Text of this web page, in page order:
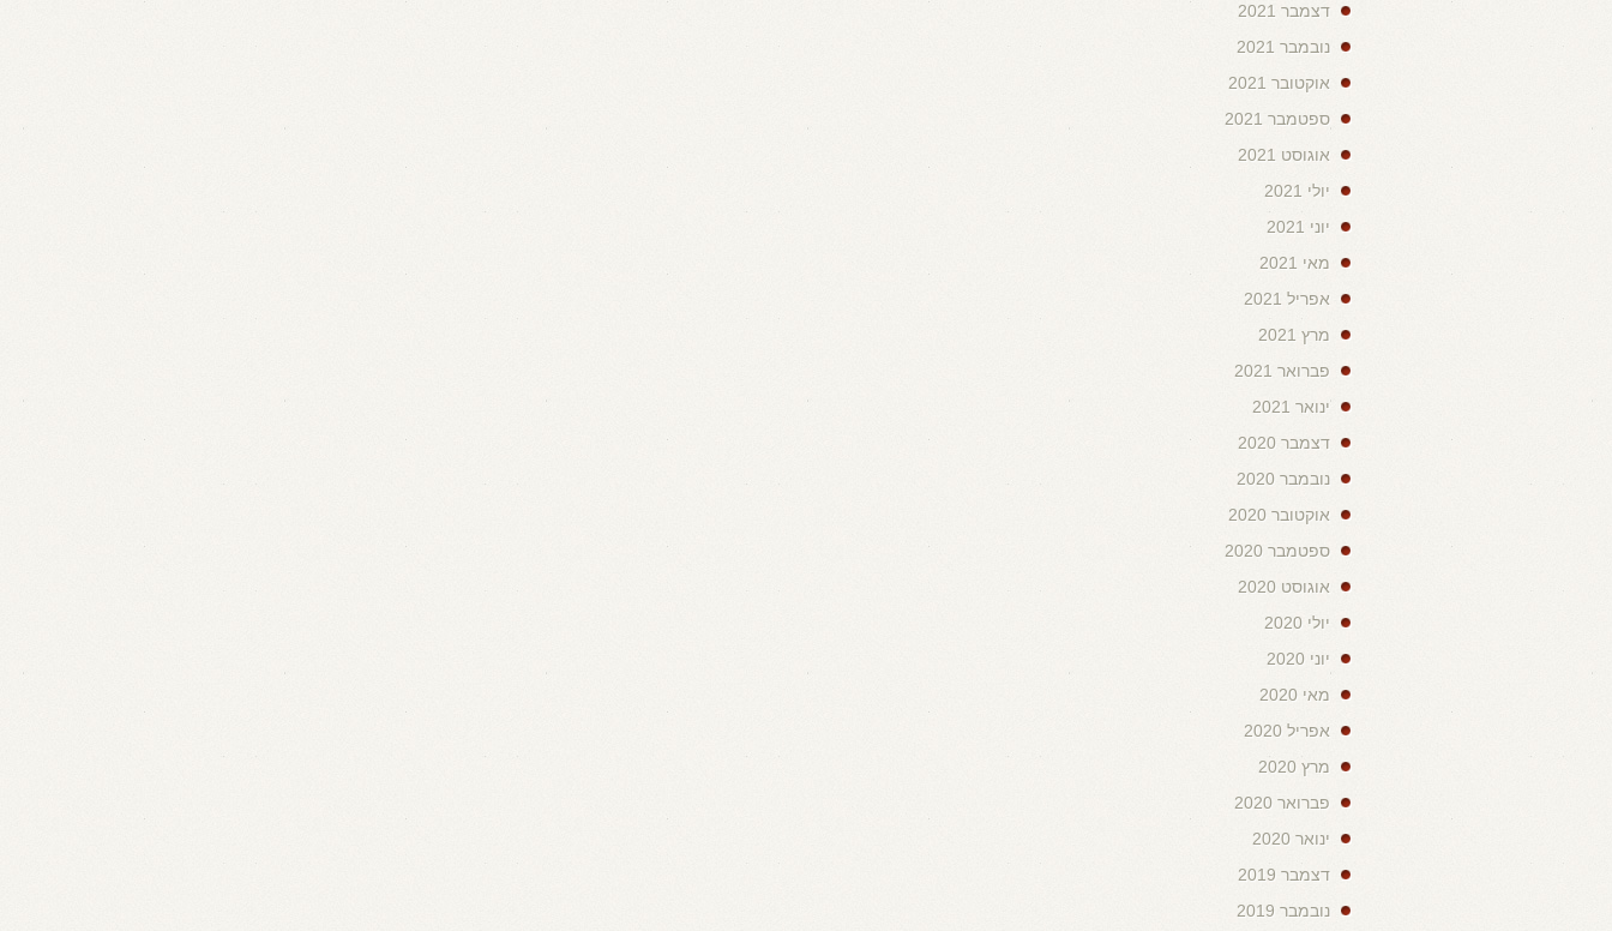
דצמבר 2021
נובמבר 2021
אוקטובר 2021
ספטמבר 2021
אוגוסט 2021
יולי 2021
יוני 2021
מאי 2021
אפריל 2021
מרץ 2021
פברואר 2021
ינואר 2021
דצמבר 2020
נובמבר 2020
אוקטובר 2020
ספטמבר 2020
אוגוסט 2020
יולי 2020
יוני 2020
מאי 2020
אפריל 2020
מרץ 2020
פברואר 2020
ינואר 2020
דצמבר 2019
נובמבר 2019